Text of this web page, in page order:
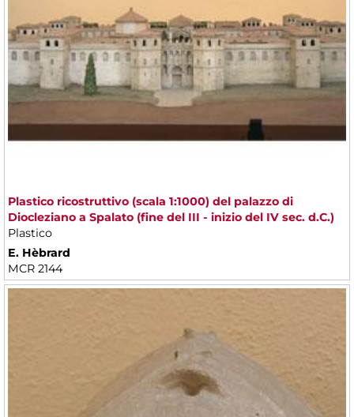
Plastico ricostruttivo (scala 1:1000) del palazzo di
Diocleziano a Spalato (fine del III - inizio del IV sec. d.C.)
Plastico
E. Hèbrard
MCR 2144